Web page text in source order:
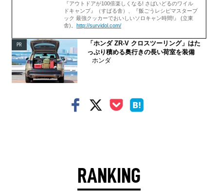
『アウトドアが100倍楽しくなる! さばいどるのワイル
ドキャンプ』（すばる舎）、『飯ごうレシピマスターブ
ック 最強クッカーでおいしいソロキャン時間!』 (立東
舎)。 http://survidol.com/
PR
「ホンダ ZR-V クロスツーリング」はた
っぷり積める奥行きの長い荷室を装備
ホンダ
RANKING